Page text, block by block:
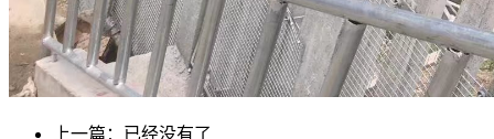
上一篇：已经没有了